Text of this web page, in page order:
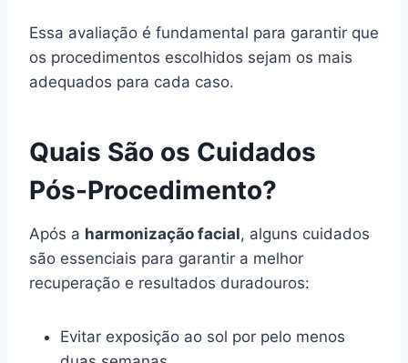
Essa avaliação é fundamental para garantir que
os procedimentos escolhidos sejam os mais
adequados para cada caso.
Quais São os Cuidados
Pós-Procedimento?
Após a harmonização facial, alguns cuidados
são essenciais para garantir a melhor
recuperação e resultados duradouros:
Evitar exposição ao sol por pelo menos